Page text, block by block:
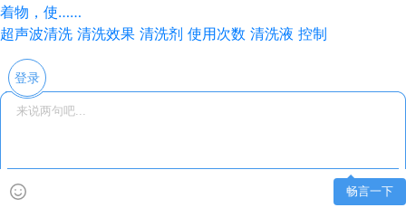
着物，使……
超声波清洗 清洗效果 清洗剂 使用次数 清洗液 控制
登录
畅言一下